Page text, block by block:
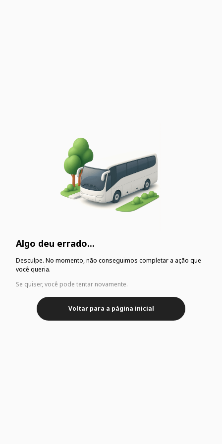
Algo deu errado...
Desculpe. No momento, não conseguimos completar a ação que
você queria.
Se quiser, você pode tentar novamente.
Voltar para a página inicial